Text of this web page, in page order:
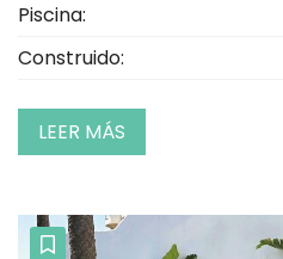
Piscina:
Construido:
LEER MÁS